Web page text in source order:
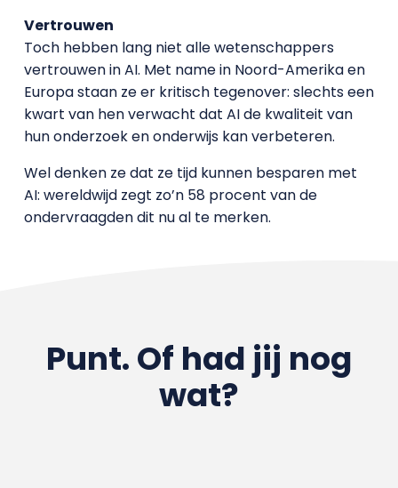
Vertrouwen
Toch hebben lang niet alle wetenschappers
vertrouwen in AI. Met name in Noord-Amerika en
Europa staan ze er kritisch tegenover: slechts een
kwart van hen verwacht dat AI de kwaliteit van
hun onderzoek en onderwijs kan verbeteren.
Wel denken ze dat ze tijd kunnen besparen met
AI: wereldwijd zegt zo’n 58 procent van de
ondervraagden dit nu al te merken.
Punt. Of had jij nog
wat?